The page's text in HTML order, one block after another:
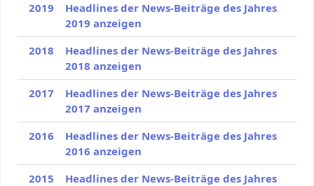
2019
Headlines der News-Beiträge des Jahres
2019 anzeigen
2018
Headlines der News-Beiträge des Jahres
2018 anzeigen
2017
Headlines der News-Beiträge des Jahres
2017 anzeigen
2016
Headlines der News-Beiträge des Jahres
2016 anzeigen
2015
Headlines der News-Beiträge des Jahres